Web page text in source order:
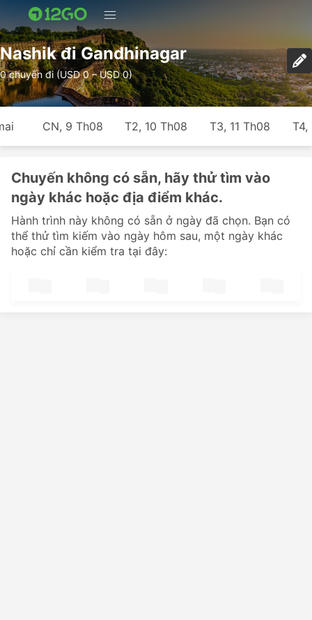
Nashik đi Gandhinagar
0 chuyến đi (USD 0 – USD 0)
CN, 9 Th08 T2, 10 Th08 T3, 11 Th08 T4,
Chuyến không có sẵn, hãy thử tìm vào
ngày khác hoặc địa điểm khác.
Hành trình này không có sẵn ở ngày đã chọn. Bạn có
thể thử tìm kiếm vào ngày hôm sau, một ngày khác
hoặc chỉ cần kiểm tra tại đây: